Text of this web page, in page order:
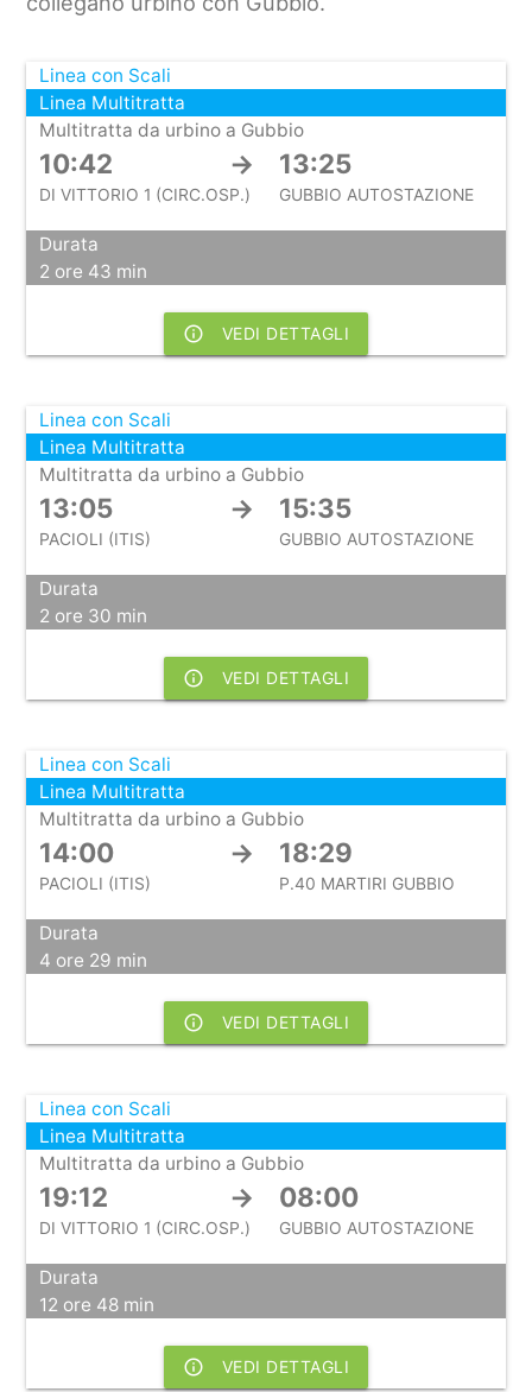
Linea con Scali
Linea Multitratta
Multitratta da urbino a Gubbio
10:42 → 13:25
DI VITTORIO 1 (CIRC.OSP.) GUBBIO AUTOSTAZIONE
Durata
2 ore 43 min
info_outline VEDI DETTAGLI
Linea con Scali
Linea Multitratta
Multitratta da urbino a Gubbio
13:05 → 15:35
PACIOLI (ITIS) GUBBIO AUTOSTAZIONE
Durata
2 ore 30 min
info_outline VEDI DETTAGLI
Linea con Scali
Linea Multitratta
Multitratta da urbino a Gubbio
14:00 → 18:29
PACIOLI (ITIS) P.40 MARTIRI GUBBIO
Durata
4 ore 29 min
info_outline VEDI DETTAGLI
Linea con Scali
Linea Multitratta
Multitratta da urbino a Gubbio
19:12 → 08:00
DI VITTORIO 1 (CIRC.OSP.) GUBBIO AUTOSTAZIONE
Durata
12 ore 48 min
info_outline VEDI DETTAGLI